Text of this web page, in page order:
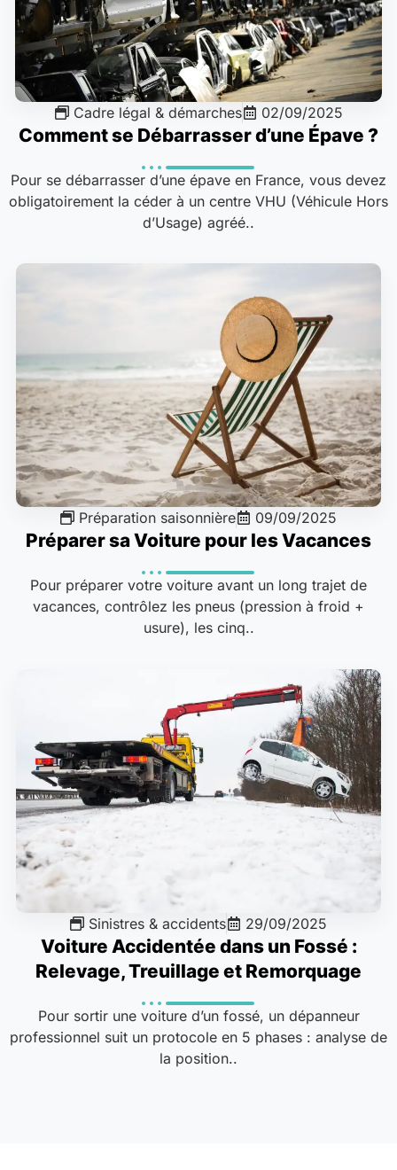
Cadre légal & démarches 02/09/2025
Comment se Débarrasser d’une Épave ?
Pour se débarrasser d’une épave en France, vous devez
obligatoirement la céder à un centre VHU (Véhicule Hors
d’Usage) agréé..
Préparation saisonnière 09/09/2025
Préparer sa Voiture pour les Vacances
Pour préparer votre voiture avant un long trajet de
vacances, contrôlez les pneus (pression à froid +
usure), les cinq..
Sinistres & accidents 29/09/2025
Voiture Accidentée dans un Fossé :
Relevage, Treuillage et Remorquage
Pour sortir une voiture d’un fossé, un dépanneur
professionnel suit un protocole en 5 phases : analyse de
la position..